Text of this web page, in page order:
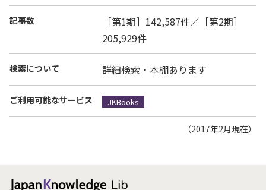
記事数
［第1期］142,587件／［第2期］
205,929件
検索について 詳細検索・本棚あります
ご利用可能なサービス JKBooks
（2017年2月現在）